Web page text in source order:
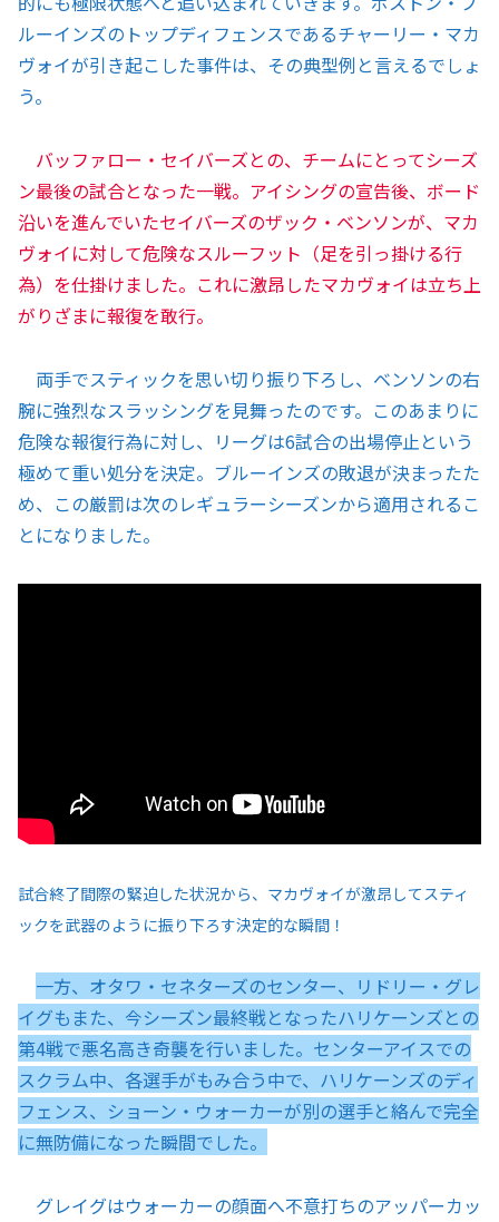
ルーインズのトップディフェンスであるチャーリー・マカ
ヴォイが引き起こした事件は、その典型例と言えるでしょ
う。
バッファロー・セイバーズとの、チームにとってシーズ
ン最後の試合となった一戦。アイシングの宣告後、ボード
沿いを進んでいたセイバーズのザック・ベンソンが、マカ
ヴォイに対して危険なスルーフット（足を引っ掛ける行
為）を仕掛けました。これに激昂したマカヴォイは立ち上
がりざまに報復を敢行。
両手でスティックを思い切り振り下ろし、ベンソンの右
腕に強烈なスラッシングを見舞ったのです。このあまりに
危険な報復行為に対し、リーグは6試合の出場停止という
極めて重い処分を決定。ブルーインズの敗退が決まったた
め、この厳罰は次のレギュラーシーズンから適用されるこ
とになりました。
試合終了間際の緊迫した状況から、マカヴォイが激昂してスティ
ックを武器のように振り下ろす決定的な瞬間！
一方、オタワ・セネターズのセンター、リドリー・グレ
イグもまた、今シーズン最終戦となったハリケーンズとの
第4戦で悪名高き奇襲を行いました。センターアイスでの
スクラム中、各選手がもみ合う中で、ハリケーンズのディ
フェンス、ショーン・ウォーカーが別の選手と絡んで完全
に無防備になった瞬間でした。
グレイグはウォーカーの顔面へ不意打ちのアッパーカッ